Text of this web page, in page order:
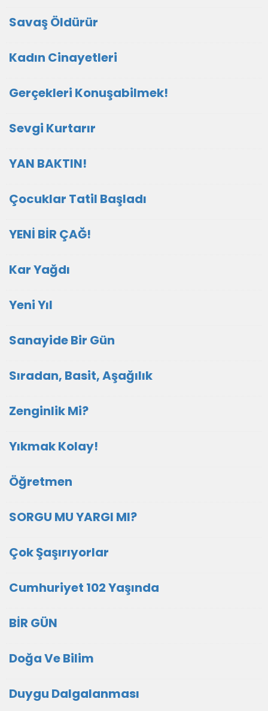
Savaş Öldürür
Kadın Cinayetleri
Gerçekleri Konuşabilmek!
Sevgi Kurtarır
YAN BAKTIN!
Çocuklar Tatil Başladı
YENİ BİR ÇAĞ!
Kar Yağdı
Yeni Yıl
Sanayide Bir Gün
Sıradan, Basit, Aşağılık
Zenginlik Mi?
Yıkmak Kolay!
Öğretmen
SORGU MU YARGI MI?
Çok Şaşırıyorlar
Cumhuriyet 102 Yaşında
BİR GÜN
Doğa Ve Bilim
Duygu Dalgalanması